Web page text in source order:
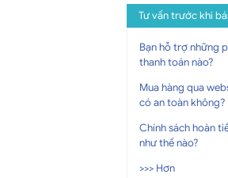
Tư vấn trước khi
Bạn hỗ trợ những
thanh toán nào?
Mua hàng qua
có an toàn không?
Chính sách hoàn
như thế nào?
>>> Hơn